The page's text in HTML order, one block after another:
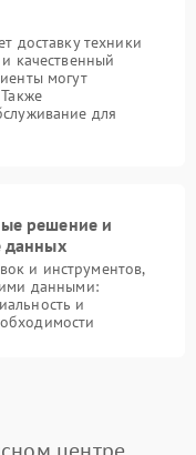
доставку техники
качественный
могут
для
решение и
данных
и инструментов,
данными:
и